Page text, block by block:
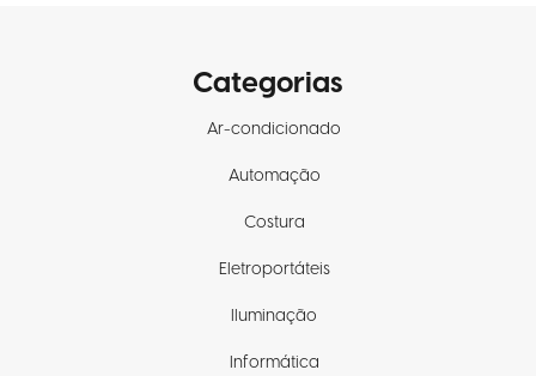
Categorias
Ar-condicionado
Automação
Costura
Eletroportáteis
Iluminação
Informática